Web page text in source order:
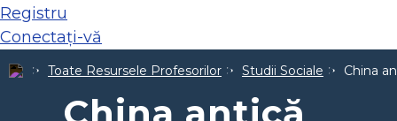
Registru
Conectați-vă
Toate Resursele Profesorilor Studii Sociale China